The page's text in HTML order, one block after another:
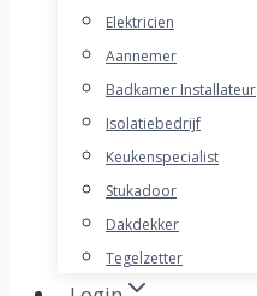
Elektricien
Aannemer
Badkamer Installateur
Isolatiebedrijf
Keukenspecialist
Stukadoor
Dakdekker
Tegelzetter